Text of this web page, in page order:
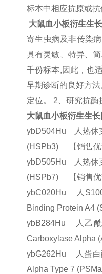
标本中相应抗原或
大鼠血小板衍生生
寄生虫病及非传染
具有灵敏、特异、
千份标本,因此，也
早期诊断的良好方
定位。 2 、研究抗
大鼠血小板衍生生
ybD504Hu 人热休
(HSPb3) 【销售优
ybD505Hu 人热休
(HSPb7) 【销售优
ybC020Hu 人
Binding Protein A4
ybB284Hu 人乙酰
Carboxylase
ybG262Hu 人蛋白
Alpha Type 7